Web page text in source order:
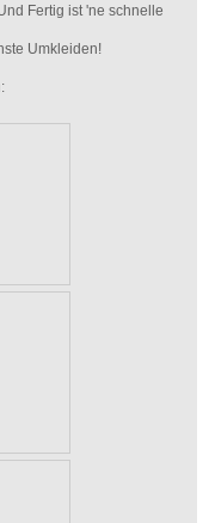
Fertig ist 'ne schnelle
Umkleiden!